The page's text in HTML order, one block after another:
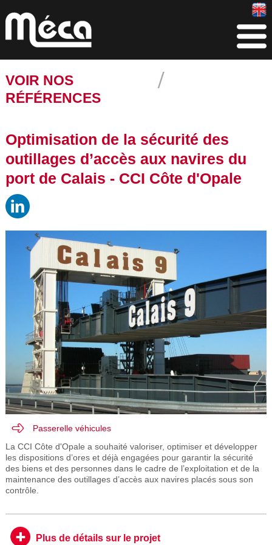
VOIR NOS
RÉFÉRENCES
Optimisation de la sécurité des
outillages d’accès aux navires du
port de Calais - CCI Côte d'Opale
Passerelle véhicules
La CCI Côte d'Opale a souhaité valoriser, optimiser et développer
les dispositions d’ores et déjà engagées pour garantir la sécurité
des biens et des personnes dans le cadre de l’exploitation et de la
maintenance des outillages d’accès aux navires placés sous son
contrôle.
Plus de détails sur le projet